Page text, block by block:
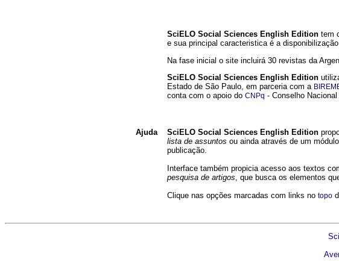
SciELO Social Sciences English Edition tem
e sua principal caracteristica é a
Na fase inicial o site incluirá 30 revistas da
SciELO Social Sciences English Edition
Estado de São Paulo, em parceria com a
conta com o apoio do CNPq - Conselho
Ajuda SciELO Social Sciences English Edition
lista de assuntos ou ainda através de um
publicação.
Interface também propicia acesso aos textos
pesquisa de artigos, que busca os elementos
Clique nas opções marcadas com links no topo